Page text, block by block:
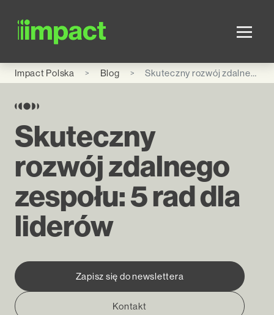
Impact Polska Blog Skuteczny rozwój zdalnego zespołu: 5 rad dla liderów
Skuteczny
rozwój zdalnego
zespołu: 5 rad dla
liderów
Zapisz się do newslettera
Kontakt